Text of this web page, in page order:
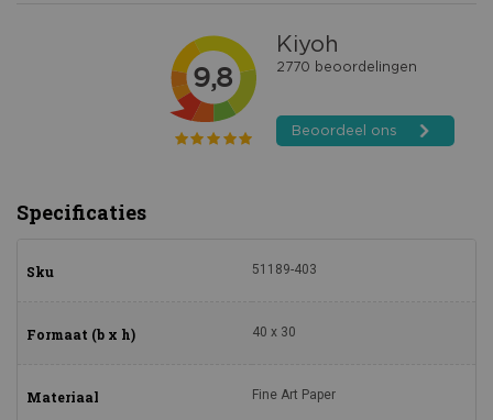
Specificaties
Sku 51189-403
Formaat (b x h) 40 x 30
Materiaal Fine Art Paper